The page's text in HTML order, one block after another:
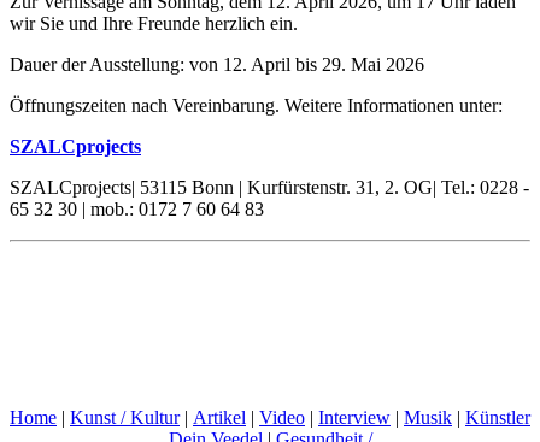
wir Sie und Ihre Freunde herzlich ein.
Dauer der Ausstellung: von 12. April bis 29. Mai 2026
Öffnungszeiten nach Vereinbarung. Weitere Informationen unter:
SZALCprojects
SZALCprojects| 53115 Bonn | Kurfürstenstr. 31, 2. OG| Tel.: 0228 -
65 32 30 | mob.: 0172 7 60 64 83
Home | Kunst / Kultur| Artikel | Video | Interview | Musik | Künstler